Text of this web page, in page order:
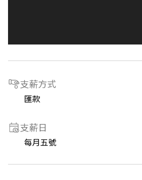
支薪方式
匯款
支薪日
每月五號